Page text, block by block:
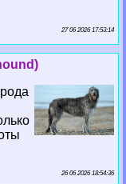
27 06 2026 17:53:14
26 06 2026 18:54:36